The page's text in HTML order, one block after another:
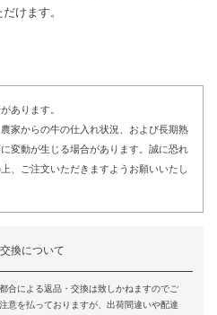
けます。
あります。
家からの牛の仕入れ状況、および長期熟
変動が生じる場合があります。誠に恐れ
、ご注文いただきますようお願いいたし
換について
合による返品・交換は致しかねますのでご
意を払っておりますが、出荷間違いや配達